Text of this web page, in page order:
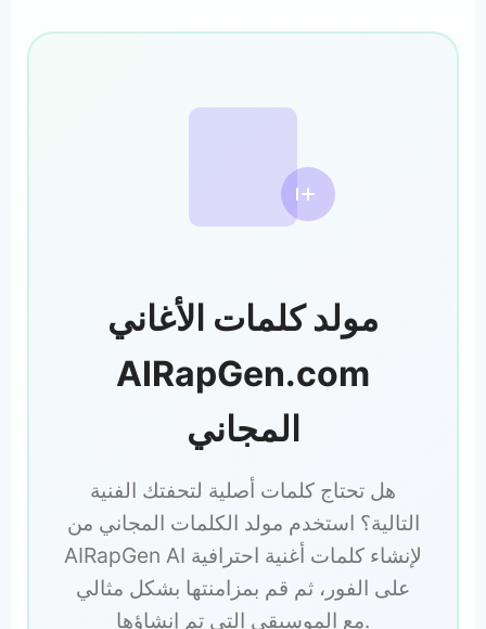
مولد كلمات الأغاني
AIRapGen.com
المجاني
هل تحتاج كلمات أصلية لتحفتك الفنية
التالية؟ استخدم مولد الكلمات المجاني من
AIRapGen AI لإنشاء كلمات أغنية احترافية
على الفور، ثم قم بمزامنتها بشكل مثالي
مع الموسيقى التي تم إنشاؤها.